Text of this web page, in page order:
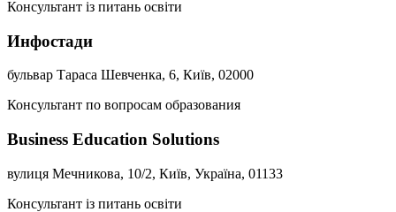
Консультант із питань освіти
Инфостади
бульвар Тараса Шевченка, 6, Київ, 02000
Консультант по вопросам образования
Business Education Solutions
вулиця Мечникова, 10/2, Київ, Україна, 01133
Консультант із питань освіти